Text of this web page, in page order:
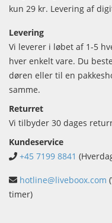
kun 29 kr. Levering af
Levering
Vi leverer i løbet af 1-5
hver enkelt vare. Du
døren eller til en
samme.
Returret
Vi tilbyder 30 dages
Kundeservice
+45 7199 8841
hotline@liveboox.com
timer)